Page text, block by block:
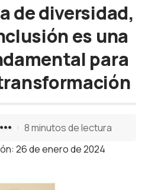
de diversidad,
es una
para
26 de enero de 2024
8 minutos de lectura